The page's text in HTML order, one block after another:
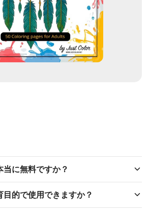
当に無料ですか？
的で使用できますか？